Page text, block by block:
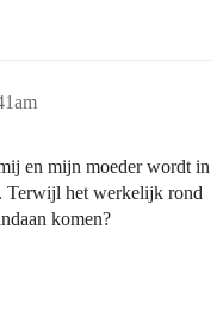
en mijn moeder wordt in
Terwijl het werkelijk rond
komen?